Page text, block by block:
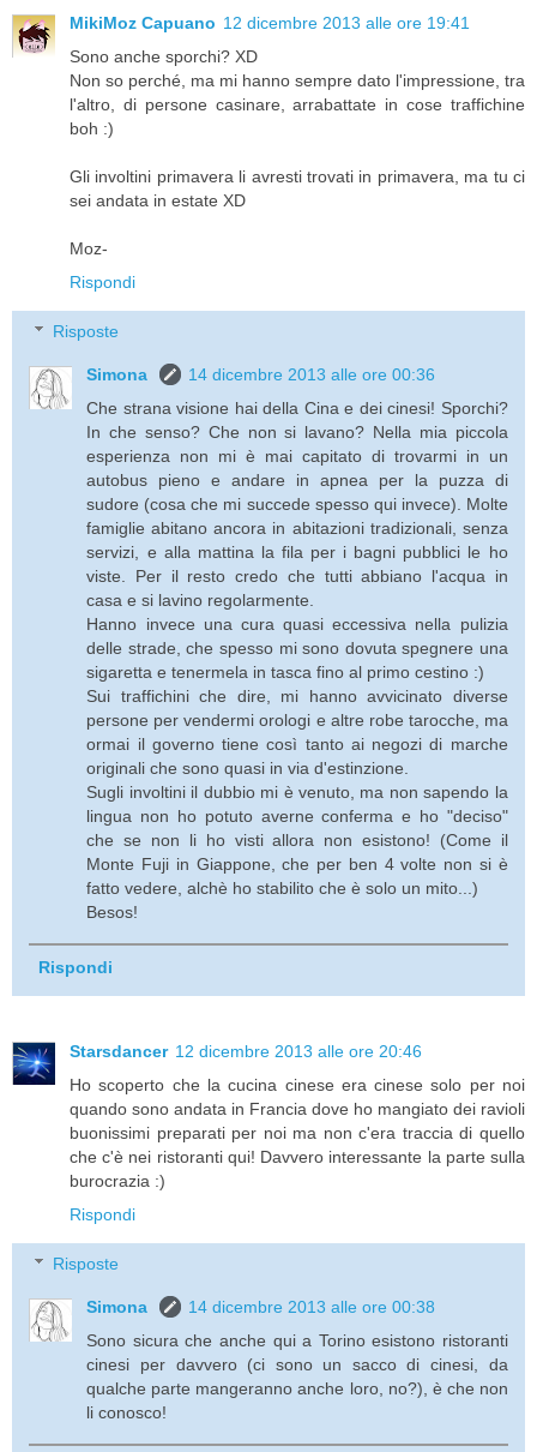
MikiMoz Capuano 12 dicembre 2013 alle ore 19:41
Sono anche sporchi? XD
Non so perché, ma mi hanno sempre dato l'impressione, tra
l'altro, di persone casinare, arrabattate in cose traffichine
boh :)
Gli involtini primavera li avresti trovati in primavera, ma tu ci
sei andata in estate XD
Moz-
Rispondi
Risposte
Simona
14 dicembre 2013 alle ore 00:36
Che strana visione hai della Cina e dei cinesi! Sporchi?
In che senso? Che non si lavano? Nella mia piccola
esperienza non mi è mai capitato di trovarmi in un
autobus pieno e andare in apnea per la puzza di
sudore (cosa che mi succede spesso qui invece). Molte
famiglie abitano ancora in abitazioni tradizionali, senza
servizi, e alla mattina la fila per i bagni pubblici le ho
viste. Per il resto credo che tutti abbiano l'acqua in
casa e si lavino regolarmente.
Hanno invece una cura quasi eccessiva nella pulizia
delle strade, che spesso mi sono dovuta spegnere una
sigaretta e tenermela in tasca fino al primo cestino :)
Sui traffichini che dire, mi hanno avvicinato diverse
persone per vendermi orologi e altre robe tarocche, ma
ormai il governo tiene così tanto ai negozi di marche
originali che sono quasi in via d'estinzione.
Sugli involtini il dubbio mi è venuto, ma non sapendo la
lingua non ho potuto averne conferma e ho "deciso"
che se non li ho visti allora non esistono! (Come il
Monte Fuji in Giappone, che per ben 4 volte non si è
fatto vedere, alchè ho stabilito che è solo un mito...)
Besos!
Rispondi
Starsdancer 12 dicembre 2013 alle ore 20:46
Ho scoperto che la cucina cinese era cinese solo per noi
quando sono andata in Francia dove ho mangiato dei ravioli
buonissimi preparati per noi ma non c'era traccia di quello
che c'è nei ristoranti qui! Davvero interessante la parte sulla
burocrazia :)
Rispondi
Risposte
Simona
14 dicembre 2013 alle ore 00:38
Sono sicura che anche qui a Torino esistono ristoranti
cinesi per davvero (ci sono un sacco di cinesi, da
qualche parte mangeranno anche loro, no?), è che non
li conosco!